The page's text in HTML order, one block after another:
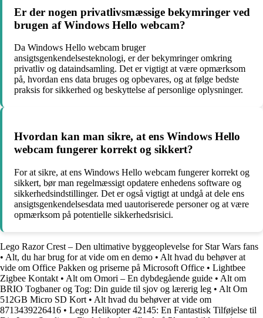
Er der nogen privatlivsmæssige bekymringer ved
brugen af Windows Hello webcam?
Da Windows Hello webcam bruger
ansigtsgenkendelsesteknologi, er der bekymringer omkring
privatliv og dataindsamling. Det er vigtigt at være opmærksom
på, hvordan ens data bruges og opbevares, og at følge bedste
praksis for sikkerhed og beskyttelse af personlige oplysninger.
Hvordan kan man sikre, at ens Windows Hello
webcam fungerer korrekt og sikkert?
For at sikre, at ens Windows Hello webcam fungerer korrekt og
sikkert, bør man regelmæssigt opdatere enhedens software og
sikkerhedsindstillinger. Det er også vigtigt at undgå at dele ens
ansigtsgenkendelsesdata med uautoriserede personer og at være
opmærksom på potentielle sikkerhedsrisici.
Lego Razor Crest – Den ultimative byggeoplevelse for Star Wars fans
• Alt, du har brug for at vide om en demo • Alt hvad du behøver at
vide om Office Pakken og priserne på Microsoft Office • Lightbee
Zigbee Kontakt • Alt om Omori – En dybdegående guide • Alt om
BRIO Togbaner og Tog: Din guide til sjov og lærerig leg • Alt Om
512GB Micro SD Kort • Alt hvad du behøver at vide om
8713439226416 • Lego Helikopter 42145: En Fantastisk Tilføjelse til